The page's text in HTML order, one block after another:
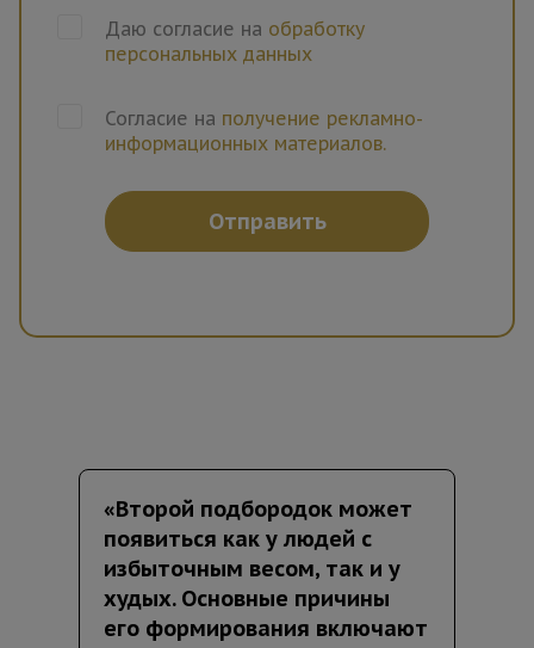
Даю согласие на обработку
персональных данных
Согласие на получение рекламно-
информационных материалов.
Отправить
«Второй подбородок может
появиться как у людей с
избыточным весом, так и у
худых. Основные причины
его формирования включают